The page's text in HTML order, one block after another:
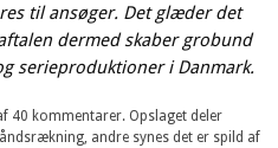
til ansøger. Det glæder det
dermed skaber grobund
serieproduktioner i Danmark.
40 kommentarer. Opslaget deler
andre synes det er spild af